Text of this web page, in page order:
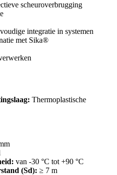
scheuroverbrugging
integratie in systemen
met Sika®
Thermoplastische
van -30 °C tot +90 °C
(Sd): ≥ 7 m